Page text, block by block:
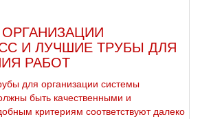
И ЛУЧШИЕ ТРУБЫ ДЛЯ
РАБОТ
для организации системы
быть качественными и
критериям соответствуют далеко